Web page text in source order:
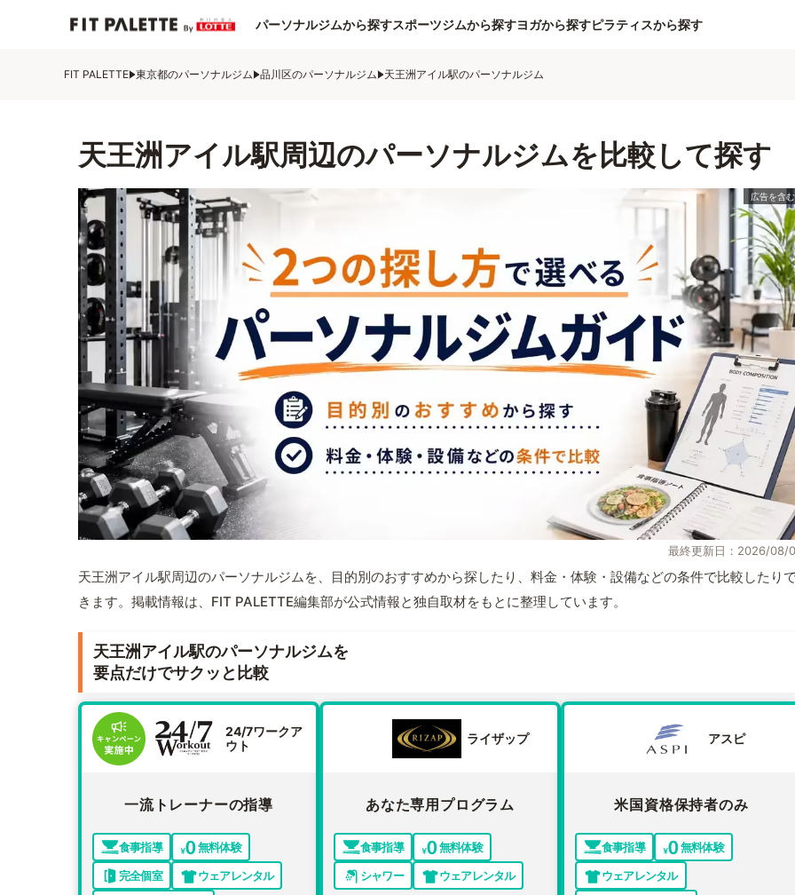
パーソナルジムから探すスポーツジムから探すヨガから探すピラティスから探す
FIT PALETTE 東京都のパーソナルジム 品川区のパーソナルジム 天王洲アイル駅のパーソナルジム
天王洲アイル駅周辺のパーソナルジムを比較して探す
最終更新日：2026/08/
天王洲アイル駅周辺のパーソナルジムを、目的別のおすすめから探したり、料金・体験・設備などの条件で比較したり
きます。掲載情報は、FIT PALETTE編集部が公式情報と独自取材をもとに整理しています。
天王洲アイル駅のパーソナルジムを
要点だけでサクッと比較
24/7ワークア
ウト
一流トレーナーの指導
食事指導
無料体験
完全個室
ウェアレンタル
ライザップ
あなた専用プログラム
食事指導
無料体験
シャワー
ウェアレンタル
アスピ
米国資格保持者のみ
食事指導
無料体験
ウェアレンタル